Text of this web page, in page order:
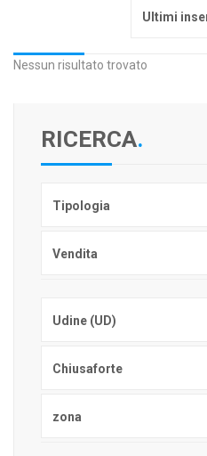
Ultimi
Nessun risultato trovato
RICERCA.
Tipologia
Vendita
Udine (UD)
Chiusaforte
zona